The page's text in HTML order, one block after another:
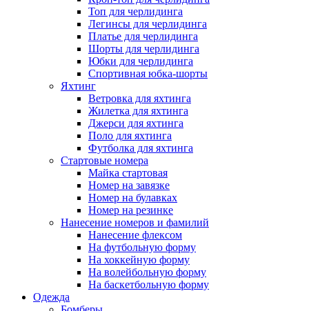
Топ для черлидинга
Легинсы для черлидинга
Платье для черлидинга
Шорты для черлидинга
Юбки для черлидинга
Спортивная юбка-шорты
Яхтинг
Ветровка для яхтинга
Жилетка для яхтинга
Джерси для яхтинга
Поло для яхтинга
Футболка для яхтинга
Стартовые номера
Майка стартовая
Номер на завязке
Номер на булавках
Номер на резинке
Нанесение номеров и фамилий
Нанесение флексом
На футбольную форму
На хоккейную форму
На волейбольную форму
На баскетбольную форму
Одежда